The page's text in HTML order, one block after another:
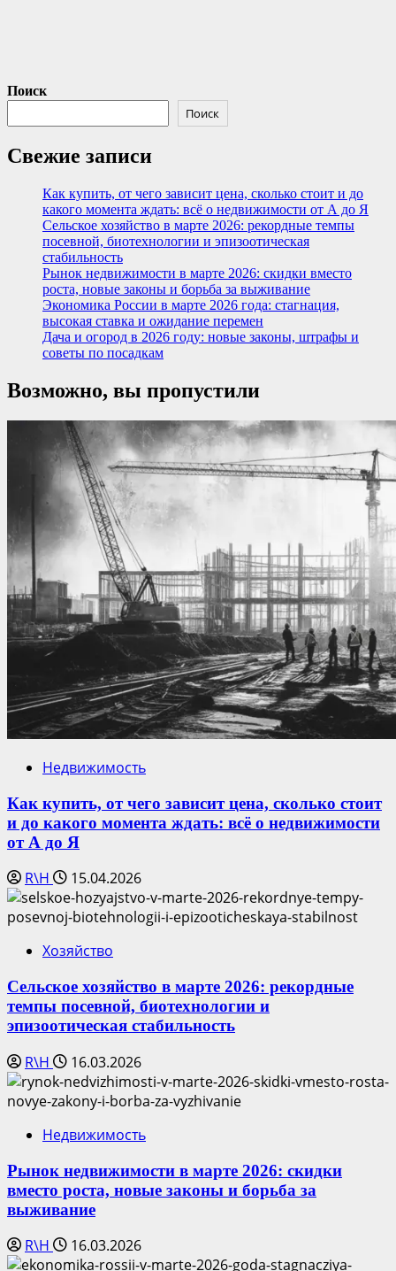
Поиск
Поиск
Свежие записи
Как купить, от чего зависит цена, сколько стоит и до
какого момента ждать: всё о недвижимости от А до Я
Сельское хозяйство в марте 2026: рекордные темпы
посевной, биотехнологии и эпизоотическая
стабильность
Рынок недвижимости в марте 2026: скидки вместо
роста, новые законы и борьба за выживание
Экономика России в марте 2026 года: стагнация,
высокая ставка и ожидание перемен
Дача и огород в 2026 году: новые законы, штрафы и
советы по посадкам
Возможно, вы пропустили
Недвижимость
Как купить, от чего зависит цена, сколько стоит
и до какого момента ждать: всё о недвижимости
от А до Я
R\H 15.04.2026
Хозяйство
Сельское хозяйство в марте 2026: рекордные
темпы посевной, биотехнологии и
эпизоотическая стабильность
R\H 16.03.2026
Недвижимость
Рынок недвижимости в марте 2026: скидки
вместо роста, новые законы и борьба за
выживание
R\H 16.03.2026